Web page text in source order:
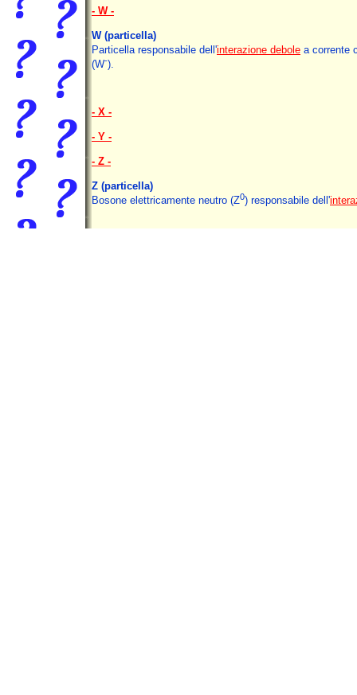
- W -
W(particella)
Particella responsabile dell'interazione debole a corrente
(W-).
- X -
- Y -
- Z -
Z (particella)
Bosone elettricamente neutro (Z0) responsabile dell'